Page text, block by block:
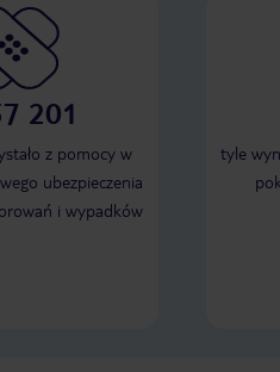
201
z pomocy w
ubezpieczenia
i wypadków
tyle